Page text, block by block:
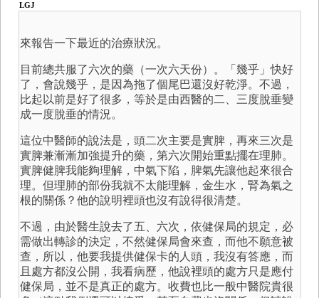
LGJ
來報告一下最近的治療狀況。
目前總共服了六次的藥（一次六天份）。「幾乎」快好
了，會說幾乎，是因為拖了個尾巴還沒好乾淨。不過，
比起以前是好了很多，等於是由西醫的二、三度脫垂變
成一度脫垂的情況。
這位中醫師的說法是，頭二次主要是實脾，再來三次是
實脾兼漸漸加強提升的藥，第六次開始重點擺在理肺。
實脾健脾我能夠理解，中氣下陷，脾氣先讓他起來很合
理。但理肺的部份我就不太能理解，金生水，腎為氣之
根的關係？他的說明裡頭也沒有說得很清楚。
不過，由於醫生說去了五、六次，依健保局的規定，必
需做出轉診的決定，不然健保局會來查，而他不願意被
查，所以，他要我提供健保卡的人頭，我沒有答應，而
且處方都沒公開，我看病歷，他說裡頭的處方只是應付
健保局，並不是真正的處方。收費也比一般中醫院貴很